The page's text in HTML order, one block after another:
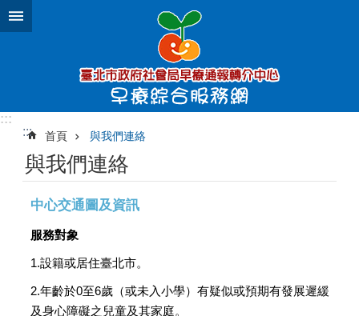
跳到主要內容區塊
:::
:::
首頁 與我們連絡
與我們連絡
中心交通圖及資訊
服務對象
1.設籍或居住臺北市。
2.年齡於0至6歲（或未入小學）有疑似或預期有發展遲緩
及身心障礙之兒童及其家庭。